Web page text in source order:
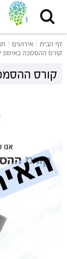
דף הבית אירועים
קורס ההסמכה באימון
קורס